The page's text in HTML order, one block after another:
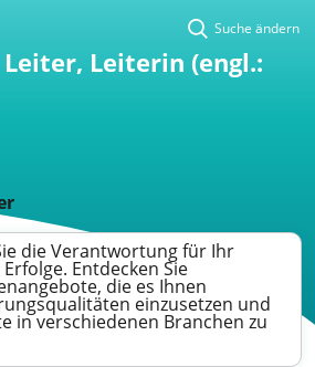
Suche ändern
Leiter, Leiterin (engl.:
die Verantwortung für Ihr
Entdecken Sie
die es Ihnen
einzusetzen und
in verschiedenen Branchen zu